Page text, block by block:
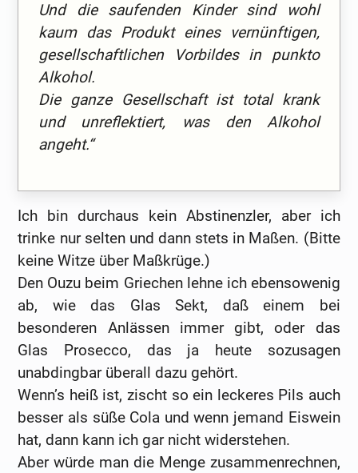
Und die saufenden Kinder sind wohl
kaum das Produkt eines vernünftigen,
gesellschaftlichen Vorbildes in punkto
Alkohol.
Die ganze Gesellschaft ist total krank
und unreflektiert, was den Alkohol
angeht.“
Ich bin durchaus kein Abstinenzler, aber ich
trinke nur selten und dann stets in Maßen. (Bitte
keine Witze über Maßkrüge.)
Den Ouzu beim Griechen lehne ich ebensowenig
ab, wie das Glas Sekt, daß einem bei
besonderen Anlässen immer gibt, oder das
Glas Prosecco, das ja heute sozusagen
unabdingbar überall dazu gehört.
Wenn’s heiß ist, zischt so ein leckeres Pils auch
besser als süße Cola und wenn jemand Eiswein
hat, dann kann ich gar nicht widerstehen.
Aber würde man die Menge zusammenrechnen,